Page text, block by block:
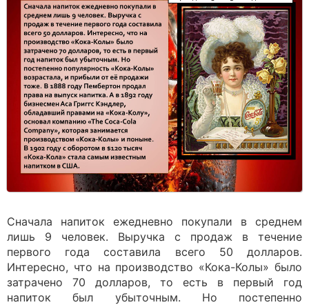
Сначала напиток ежедневно покупали в среднем
лишь 9 человек. Выручка с продаж в течение
первого года составила всего 50 долларов.
Интересно, что на производство «Кока-Колы» было
затрачено 70 долларов, то есть в первый год
напиток был убыточным. Но постепенно